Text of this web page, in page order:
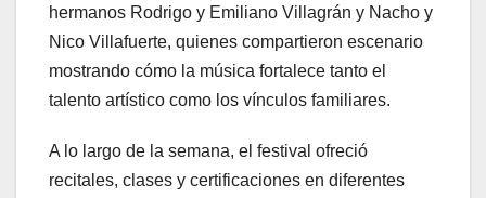
hermanos Rodrigo y Emiliano Villagrán y Nacho y
Nico Villafuerte, quienes compartieron escenario
mostrando cómo la música fortalece tanto el
talento artístico como los vínculos familiares.
A lo largo de la semana, el festival ofreció
recitales, clases y certificaciones en diferentes